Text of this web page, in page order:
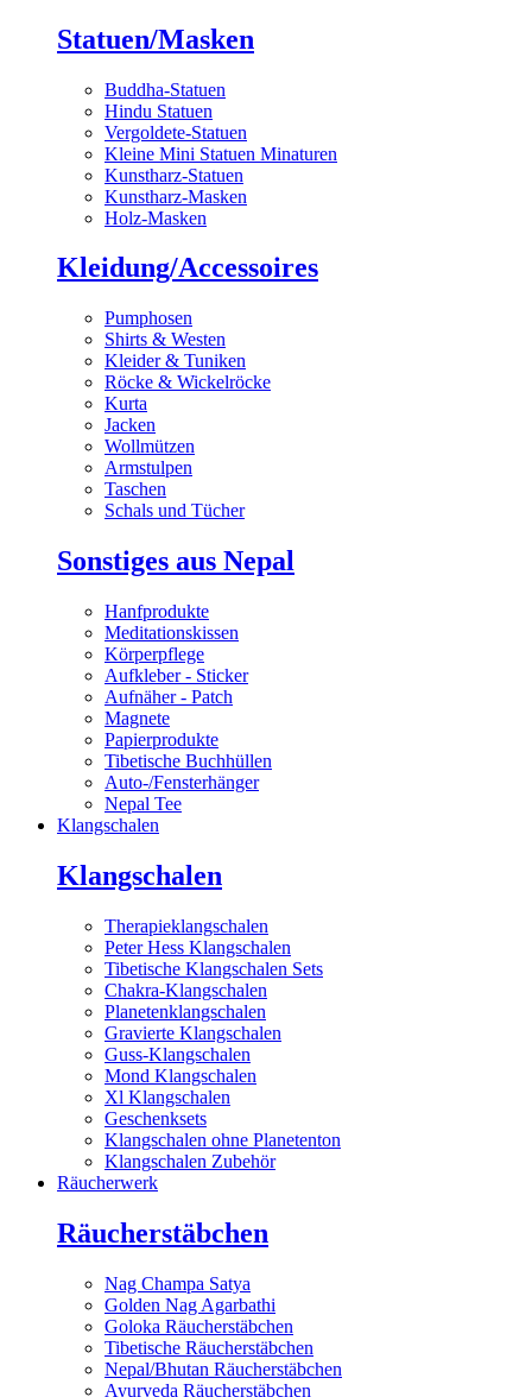
Statuen/Masken
Buddha-Statuen
Hindu Statuen
Vergoldete-Statuen
Kleine Mini Statuen Minaturen
Kunstharz-Statuen
Kunstharz-Masken
Holz-Masken
Kleidung/Accessoires
Pumphosen
Shirts & Westen
Kleider & Tuniken
Röcke & Wickelröcke
Kurta
Jacken
Wollmützen
Armstulpen
Taschen
Schals und Tücher
Sonstiges aus Nepal
Hanfprodukte
Meditationskissen
Körperpflege
Aufkleber - Sticker
Aufnäher - Patch
Magnete
Papierprodukte
Tibetische Buchhüllen
Auto-/Fensterhänger
Nepal Tee
Klangschalen
Klangschalen
Therapieklangschalen
Peter Hess Klangschalen
Tibetische Klangschalen Sets
Chakra-Klangschalen
Planetenklangschalen
Gravierte Klangschalen
Guss-Klangschalen
Mond Klangschalen
Xl Klangschalen
Geschenksets
Klangschalen ohne Planetenton
Klangschalen Zubehör
Räucherwerk
Räucherstäbchen
Nag Champa Satya
Golden Nag Agarbathi
Goloka Räucherstäbchen
Tibetische Räucherstäbchen
Nepal/Bhutan Räucherstäbchen
Ayurveda Räucherstäbchen